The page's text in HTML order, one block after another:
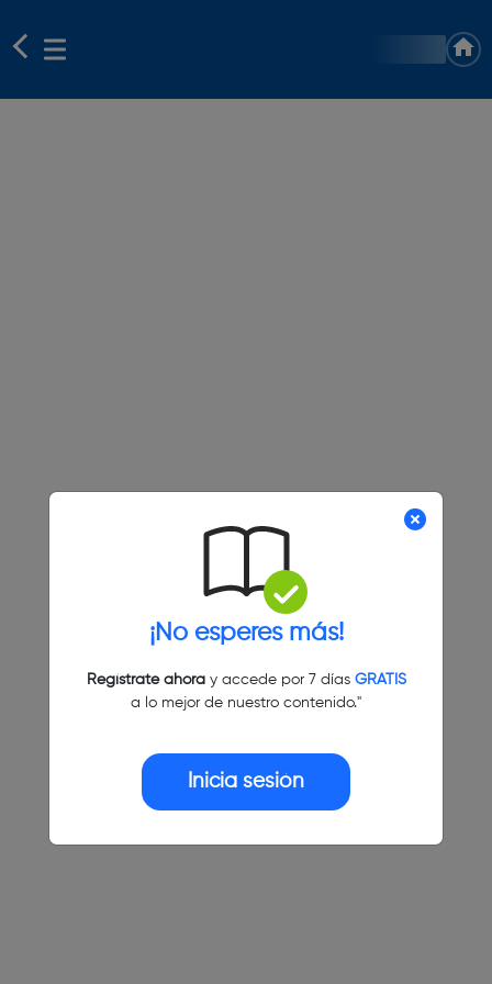
¡No esperes más!
Regístrate ahoray accede por 7 días GRATIS
a lo mejor de nuestro contenido."
Inicia sesión